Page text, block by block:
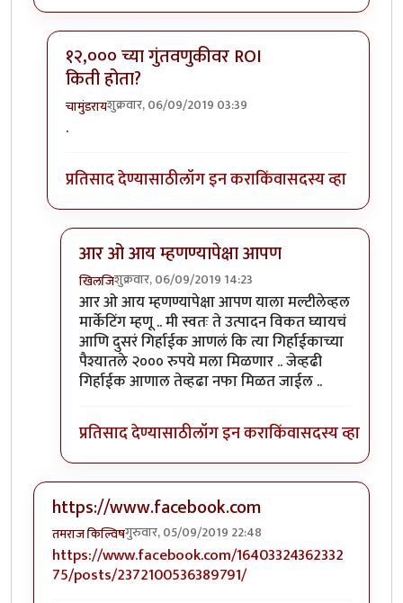
१२,००० च्या गुंतवणुकीवर ROI
किती होता?
चामुंडरायशुक्रवार, 06/09/2019 03:39
In reply to
.
प्रतिसाद देण्यासाठीलॉग इन कराकिंवासदस्य व्हा
आर ओ आय म्हणण्यापेक्षा आपण
खिलजिशुक्रवार, 06/09/2019 14:23
In reply to१२,००० च्या गुंतवणुकीवर ROI किती होता?
आर ओ आय म्हणण्यापेक्षा आपण याला मल्टीलेव्हल
मार्केटिंग म्हणू .. मी स्वतः ते उत्पादन विकत घ्यायचं
आणि दुसरं गिर्हाईक आणलं कि त्या गिर्हाईकाच्या
पैश्यातले २००० रुपये मला मिळणार .. जेव्हढी
गिर्हाईक आणाल तेव्हढा नफा मिळत जाईल ..
प्रतिसाद देण्यासाठीलॉग इन कराकिंवासदस्य व्हा
https://www.facebook.com
तमराज किल्विषगुरुवार, 05/09/2019 22:48
https://www.facebook.com/16403324362332
75/posts/2372100536389791/